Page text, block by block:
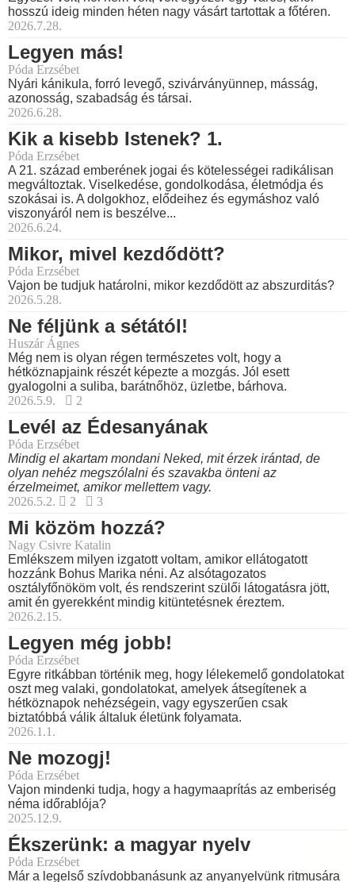
hosszú ideig minden héten nagy vásárt tartottak a főtéren.
2026.7.28.
Legyen más!
Póda Erzsébet
Nyári kánikula, forró levegő, szivárványünnep, másság,
azonosság, szabadság és társai.
2026.6.28.
Kik a kisebb Istenek? 1.
Póda Erzsébet
A 21. század emberének jogai és kötelességei radikálisan
megváltoztak. Viselkedése, gondolkodása, életmódja és
szokásai is. A dolgokhoz, elődeihez és egymáshoz való
viszonyáról nem is beszélve...
2026.6.24.
Mikor, mivel kezdődött?
Póda Erzsébet
Vajon be tudjuk határolni, mikor kezdődött az abszurditás?
2026.5.28.
Ne féljünk a sétától!
Huszár Ágnes
Még nem is olyan régen természetes volt, hogy a
hétköznapjaink részét képezte a mozgás. Jól esett
gyalogolni a suliba, barátnőhöz, üzletbe, bárhova.
2026.5.9.
2
Levél az Édesanyának
Póda Erzsébet
Mindig el akartam mondani Neked, mit érzek irántad, de
olyan nehéz megszólalni és szavakba önteni az
érzelmeimet, amikor mellettem vagy.
2026.5.2.
2 3
Mi közöm hozzá?
Nagy Csivre Katalin
Emlékszem milyen izgatott voltam, amikor ellátogatott
hozzánk Bohus Marika néni. Az alsótagozatos
osztályfőnököm volt, és rendszerint szülői látogatásra jött,
amit én gyerekként mindig kitüntetésnek éreztem.
2026.2.15.
Legyen még jobb!
Póda Erzsébet
Egyre ritkábban történik meg, hogy lélekemelő gondolatokat
oszt meg valaki, gondolatokat, amelyek átsegítenek a
hétköznapok nehézségein, vagy egyszerűen csak
biztatóbbá válik általuk életünk folyamata.
2026.1.1.
Ne mozogj!
Póda Erzsébet
Vajon mindenki tudja, hogy a hagymaaprítás az emberiség
néma időrablója?
2025.12.9.
Ékszerünk: a magyar nyelv
Póda Erzsébet
Már a legelső szívdobbanásunk az anyanyelvünk ritmusára